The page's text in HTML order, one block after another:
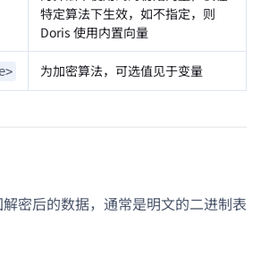
特定算法下生效，如不指定，则
Doris 使用内置向量
为加密算法，可选值见于变量
密后的数据，通常是明文的二进制表